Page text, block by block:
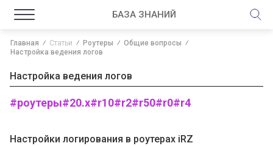
БАЗА ЗНАНИЙ
Главная Статьи Роутеры
Общие вопросы
Настройка ведения логов
Настройка ведения логов
#роутеры#20.x#r10#r2#r50#r0#r4
Настройки логирования в роутерах iRZ